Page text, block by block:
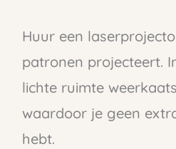
Huur een
patronen projecteert.
lichte ruimte
waardoor je geen
hebt.